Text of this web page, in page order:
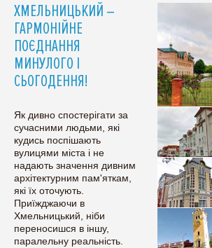
ХМЕЛЬНИЦЬКИЙ –
ГАРМОНІЙНЕ
ПОЄДНАННЯ
МИНУЛОГО І
СЬОГОДЕННЯ!
Як дивно спостерігати за
сучасними людьми, які
кудись поспішають
вулицями міста і не
надають значення дивним
архітектурним пам'яткам,
які їх оточують.
Приїжджаючи в
Хмельницький, ніби
переносишся в іншу,
паралельну реальність.